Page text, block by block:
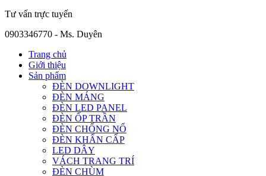
Tư vấn trực tuyến
0903346770 - Ms. Duyên
Trang chủ
Giới thiệu
Sản phẩm
ĐÈN DOWNLIGHT
ĐÈN MÁNG
ĐÈN LED PANEL
ĐÈN ỐP TRẦN
ĐÈN CHỐNG NỔ
ĐÈN KHẨN CẤP
LED DÂY
VÁCH TRANG TRÍ
ĐÈN CHÙM